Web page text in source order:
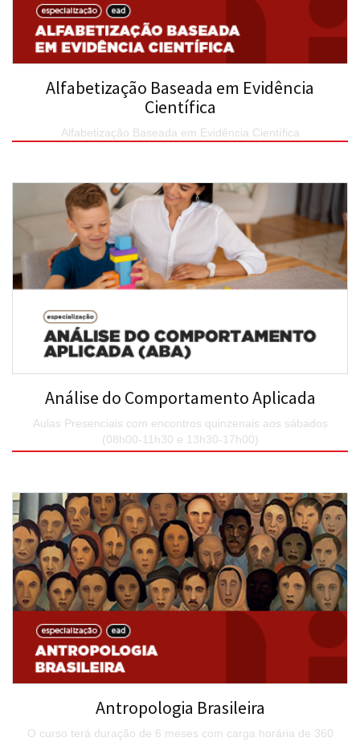
Alfabetização Baseada em Evidência
Científica
Alfabetização Baseada em Evidência Científica
Análise do Comportamento Aplicada
Aulas Presenciais com encontros quinzenais aos sábados
(08h00-11h30 e 13h30-17h00)
Antropologia Brasileira
O curso terá duração de 6 meses com carga horária de 360